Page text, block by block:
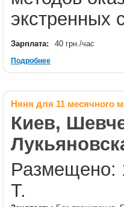
экстренных
Зарплата: 40 грн./час
Подробнее
Няня для 11 месячного
Киев,
Размещено:
Т.